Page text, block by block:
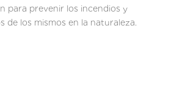
para prevenir los incendios y
de los mismos en la naturaleza.